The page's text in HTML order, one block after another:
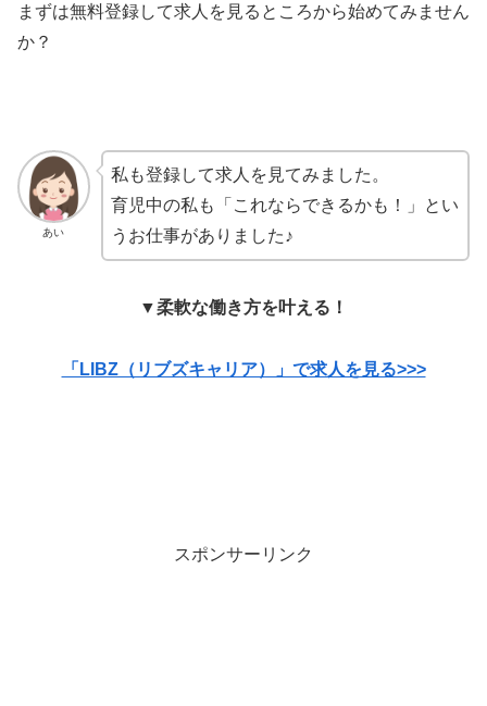
まずは無料登録して求人を見るところから始めてみません
か？
あい
私も登録して求人を見てみました。
育児中の私も「これならできるかも！」とい
うお仕事がありました♪
▼柔軟な働き方を叶える！
「LIBZ（リブズキャリア）」で求人を見る>>>
スポンサーリンク